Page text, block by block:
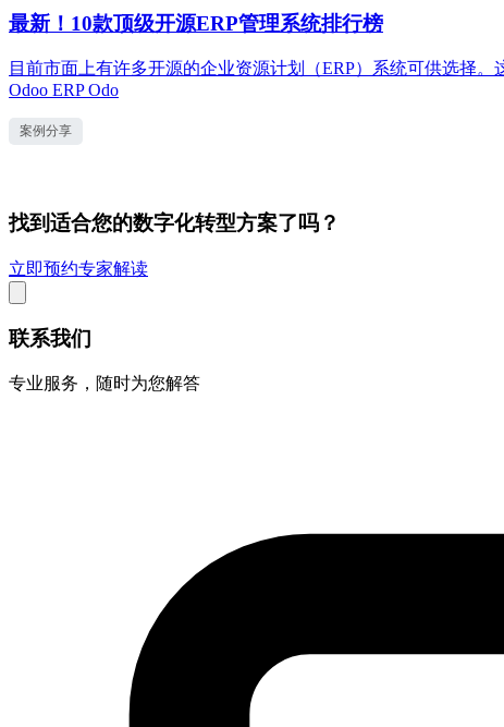
最新！10款顶级开源ERP管理系统排行榜
目前市面上有许多开源的企业资源计划（ERP）系统可供选择
Odoo ERP Odo
案例分享
找到适合您的数字化转型方案了吗？
立即预约专家解读
联系我们
专业服务，随时为您解答